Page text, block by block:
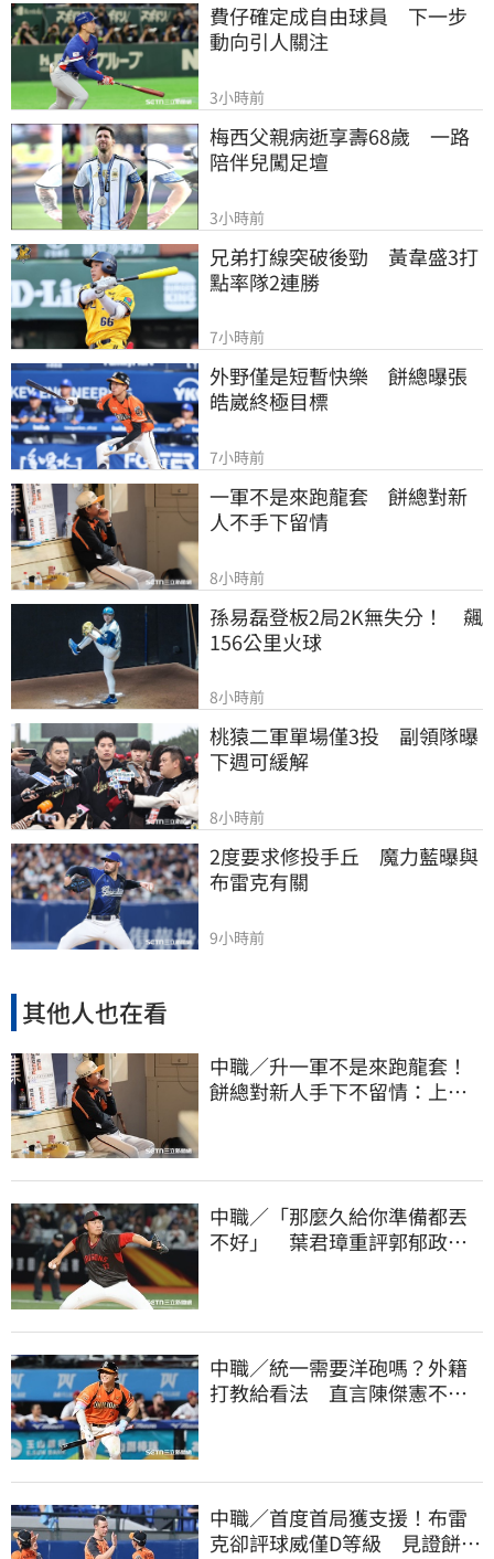
費仔確定成自由球員　下一步
動向引人關注
3小時前
梅西父親病逝享壽68歲　一路
陪伴兒闖足壇
3小時前
兄弟打線突破後勁　黃韋盛3打
點率隊2連勝
7小時前
外野僅是短暫快樂　餅總曝張
皓崴終極目標
7小時前
一軍不是來跑龍套　餅總對新
人不手下留情
8小時前
孫易磊登板2局2K無失分！　飆
156公里火球
8小時前
桃猿二軍單場僅3投　副領隊曝
下週可緩解
8小時前
2度要求修投手丘　魔力藍曝與
布雷克有關
9小時前
其他人也在看
中職／升一軍不是來跑龍套！
餅總對新人手下不留情：上來
中職／「那麼久給你準備都丟
不好」 葉君璋重評郭郁政對
中職／統一需要洋砲嗎？外籍
打教給看法 直言陳傑憲不能
中職／首度首局獲支援！布雷
克卻評球威僅D等級 見證餅總